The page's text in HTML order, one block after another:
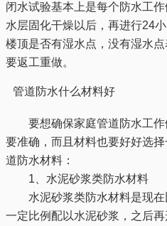
闭水试验基本上是每个防水工
水层固化干燥以后，再进行24
楼顶是否有湿水点，没有湿水
要返工重做。
管道防水什么材料好
要想确保家庭管道防水工作
要准确，而且材料也要好好选
道防水材料：
1、水泥砂浆类防水材料
水泥砂浆类防水材料是现在
一定比例配以水泥砂浆，之后